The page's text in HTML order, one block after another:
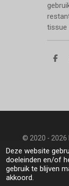
Deze website
doeleinden en/of
gebruik te blijven
akkoord.
tissue
D
© 2020 - 2026
Powered by